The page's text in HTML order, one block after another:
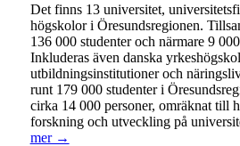
Det finns 13 universitet,
högskolor i Öresundsregionen.
136 000 studenter och närmare 9
Inkluderas även danska
utbildningsinstitutioner och
runt 179 000 studenter i
cirka 14 000 personer, omräknat till
forskning och utveckling på
mer →